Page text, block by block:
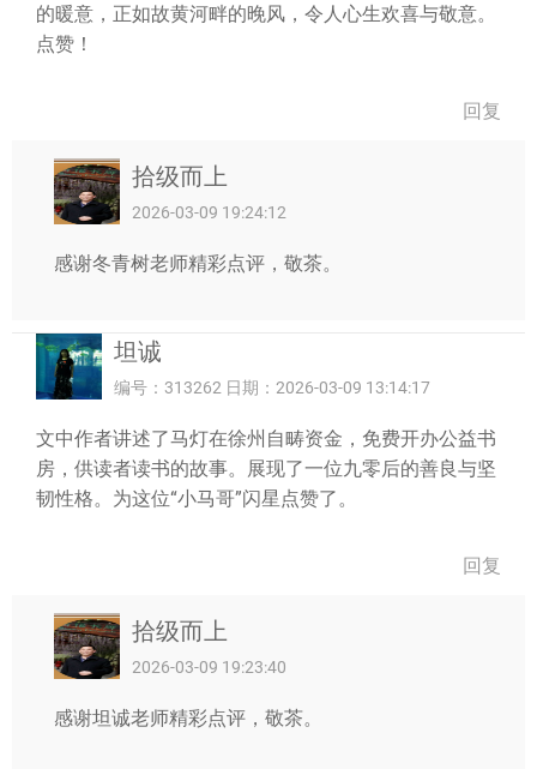
的暖意，正如故黄河畔的晚风，令人心生欢喜与敬意。
点赞！
回复
拾级而上
2026-03-09 19:24:12
感谢冬青树老师精彩点评，敬茶。
坦诚
编号：313262 日期：2026-03-09 13:14:17
文中作者讲述了马灯在徐州自畴资金，免费开办公益书
房，供读者读书的故事。展现了一位九零后的善良与坚
韧性格。为这位“小马哥”闪星点赞了。
回复
拾级而上
2026-03-09 19:23:40
感谢坦诚老师精彩点评，敬茶。